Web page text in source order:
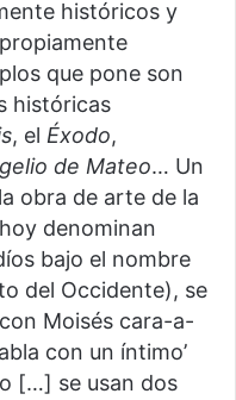
históricos y
que pone son
históricas
, el Éxodo,
de Mateo… Un
obra de arte de la
denominan
bajo el nombre
del Occidente), se
Moisés cara-a-
con un íntimo’
[…] se usan dos